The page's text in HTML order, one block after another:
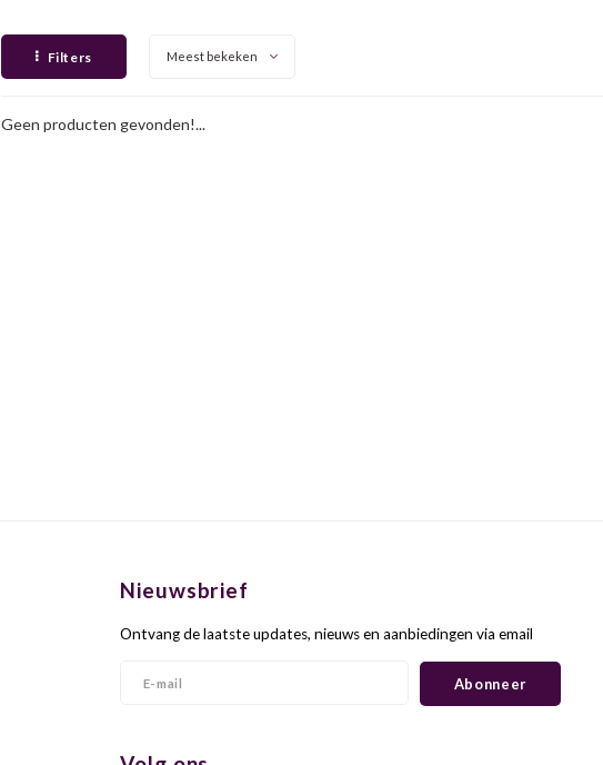
Filters Meest bekeken
Geen producten gevonden!...
Nieuwsbrief
Ontvang de laatste updates, nieuws en aanbiedingen via email
Abonneer